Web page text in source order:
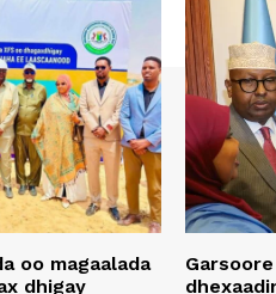
oo magaalada
dhigay